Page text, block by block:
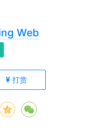
Web
打赏